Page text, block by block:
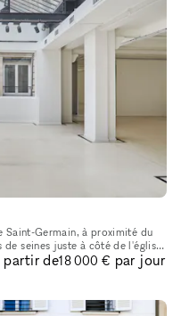
Saint-Germain, à proximité du
de seines juste à côté de l'église
et
partir de18 000 € par jour